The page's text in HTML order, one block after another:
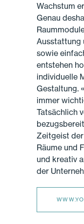
Wachstum
Genau
Ausstattung
sowie
entstehen
individuelle
Gestaltung.
immer
Tatsächlich
Zeitgeist
Räume und
und kreativ
der